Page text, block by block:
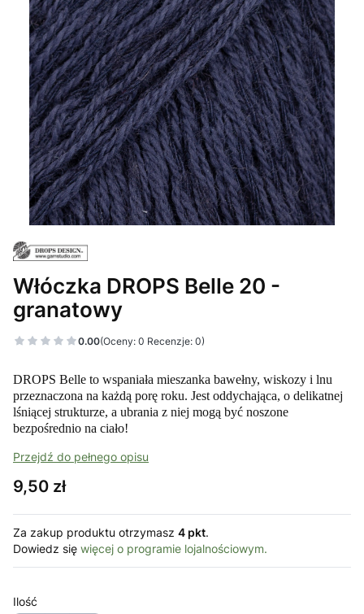
Włóczka DROPS Belle 20 -
granatowy
0.00(Oceny: 0 Recenzje: 0)
DROPS Belle to wspaniała mieszanka bawełny, wiskozy i lnu
przeznaczona na każdą porę roku. Jest oddychająca, o delikatnej
lśniącej strukturze, a ubrania z niej mogą być noszone
bezpośrednio na ciało!
Przejdź do pełnego opisu
Cena
9,50 zł
Za zakup produktu otrzymasz 4 pkt.
Dowiedz się więcej o programie lojalnościowym.
Ilość